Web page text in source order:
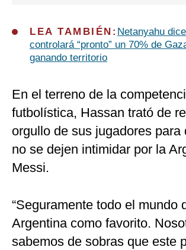
LEA TAMBIÉN: Netanyahu
controlará “pronto” un 70% de
ganando territorio
En el terreno de la
futbolística, Hassan trató de
orgullo de sus jugadores para
no se dejen intimidar por la
Messi.
“Seguramente todo el mundo
Argentina como favorito.
sabemos de sobras que este